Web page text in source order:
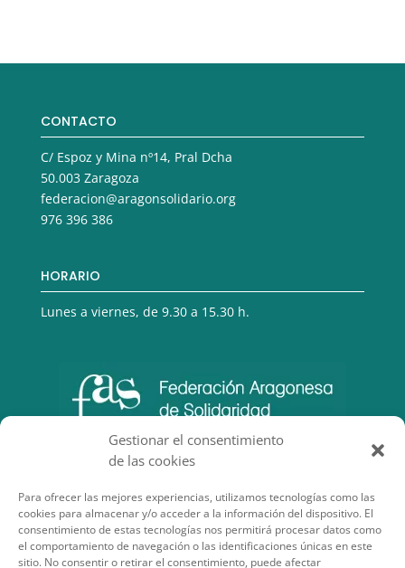
Gestionar el consentimiento
de las cookies
Para ofrecer las mejores experiencias, utilizamos tecnologías como las
cookies para almacenar y/o acceder a la información del dispositivo. El
consentimiento de estas tecnologías nos permitirá procesar datos como
el comportamiento de navegación o las identificaciones únicas en este
sitio. No consentir o retirar el consentimiento, puede afectar
CONTACTO
C/ Espoz y Mina nº14, Pral Dcha
50.003 Zaragoza
federacion@aragonsolidario.org
976 396 386
HORARIO
Lunes a viernes, de 9.30 a 15.30 h.